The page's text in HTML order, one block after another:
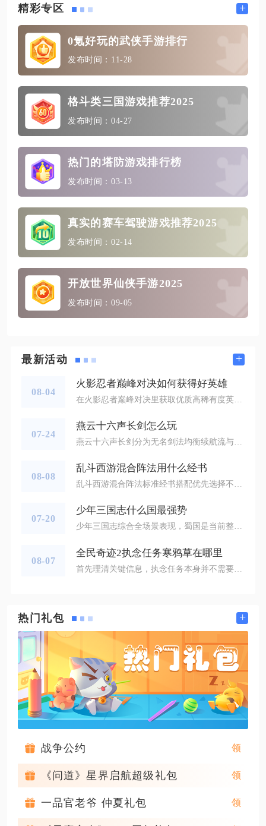
精彩专区 +
0氪好玩的武侠手游排行
发布时间：11-28
格斗类三国游戏推荐2025
发布时间：04-27
热门的塔防游戏排行榜
发布时间：03-13
真实的赛车驾驶游戏推荐2025
发布时间：02-14
开放世界仙侠手游2025
发布时间：09-05
最新活动 +
08-04
火影忍者巅峰对决如何获得好英雄
在火影忍者巅峰对决里获取优质高稀有度英雄，核心思路是均衡运营赛事活动、稳定囤资源抽高招、盘活各类商店碎片渠道，零氪、微氪都能稳步集齐强力忍者，并非只能依靠大额充值抽卡。巅峰对决作为每月固定开启的战区赛事，是平民稳定拿到S级英雄碎片的核心渠道，也是低成本获取顶尖英雄的关键突破口，配合日常资源积累与商店兑换，能持续补齐阵容缺口，避免盲目消耗资源导致长期拿不到核心角色。每月一轮的巅峰对决分为本服预选、本服决赛、跨服战区决赛三个阶段，即便战力排名靠后无法打进32强参赛，全程参与预约、
07-24
燕云十六声长剑怎么玩
燕云十六声长剑分为无名剑法均衡续航流与积矩九剑流血爆发流两套核心玩法，两套武学依托蓄力剑气为输出根基，搭配对应套装、心法与切武器循环即可兼顾副本开荒、首领竞速与论剑对抗，熟练掌握蓄力衔接、护盾循环、流血叠加三套底层逻辑就能发挥长剑全部战力。长剑两套武学定位区分清晰，无名剑法侧重稳扎稳打的持续输出与自保护盾，适配新手开荒、单人探索与长时间持久战，积矩九剑依靠多层流血堆叠高额会意爆发，适合组队打首领、速刷秘境与玩家对战，两套流派操作框架一致，仅在心法、装备词条与副武器搭配上存在差
08-08
乱斗西游混合阵法用什么经书
乱斗西游混合阵法标准经书搭配优先选择不动、罗汉、法华、金刚、虚无，剩余空位根据阵容续航与对战环境补充净土或者婆娑，这套组合适配物法混搭、前排肉盾搭配双系输出的混合阵法，兼顾输出增益、双系防御与保命能力，是排行榜、封神路、闯关推图通用的成熟搭配。混合阵法最大特点是队伍同时存在物理输出、法术输出英雄，部分阵容还搭配前排承伤坦克，单一偏向物理或者法术的经书会出现属性浪费，罗汉与法华必须同时携带，罗汉提升全体物理强度，法华强化法术强度，能够让队内两类输出英雄同步吃到属性加成。金刚增加
07-20
少年三国志什么国最强势
少年三国志综合全场景表现，蜀国是当前整体最具强势度的国家，无论零氪微氪平民养成，还是高投入顶配对战，都能保持稳定强势发挥，覆盖竞技场PVP对抗、主线副本推图、秘境闯关、名将试炼等绝大多数核心玩法，适配跨度远超魏国、吴国、群雄三大阵营，属于通用性拉满的全能强势阵营。蜀国强势的核心根基在于攻防一体的体系架构，核心武将获取渠道广泛，关羽、赵云、刘备、诸葛亮等关键角色可通过日常副本、军团商店、限时活动稳定兑换抽取，无需重度氪金就能逐步凑齐完整国家队羁绊，五虎上将联动效果能够同步放大全
08-07
全民奇迹2执念任务寒鸦草在哪里
热门礼包 +
战争公约
《问道》星界启航超级礼包
一品官老爷 仲夏礼包